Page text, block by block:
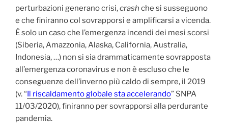
perturbazioni generano crisi,crash che si susseguono
e che finiranno col sovrapporsi e amplificarsi a vicenda.
È solo un caso che l’emergenza incendi dei mesi scorsi
(Siberia, Amazzonia, Alaska, California, Australia,
Indonesia, …) non si sia drammaticamente sovrapposta
all’emergenza coronavirus e non è escluso che le
conseguenze dell’inverno più caldo di sempre, il 2019
(v. “ Il riscaldamento globale sta accelerando” SNPA
11/03/2020), finiranno per sovrapporsi alla perdurante
pandemia.